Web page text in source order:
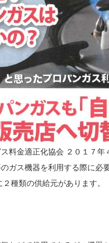
料金適正化協会 ２０１７
ガス機器を利用する際に
種類の供給元があります。